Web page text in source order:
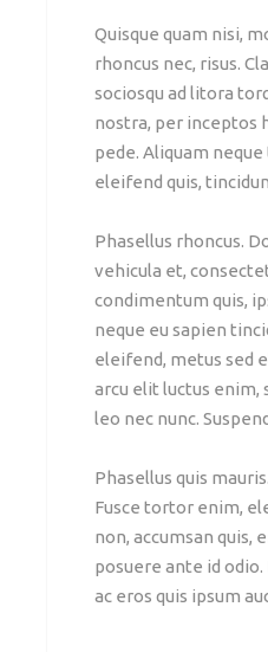
Quisque quam nisi,
rhoncus nec, risus.
sociosqu ad litora
nostra, per inceptos
pede. Aliquam
eleifend quis,
Phasellus rhoncus.
vehicula et,
condimentum quis,
neque eu sapien
eleifend, metus sed
arcu elit luctus enim,
leo nec nunc.
Phasellus quis
Fusce tortor enim,
non, accumsan quis,
posuere ante id
ac eros quis ipsum